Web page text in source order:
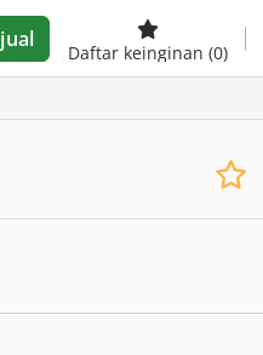
Daftar keinginan (0)